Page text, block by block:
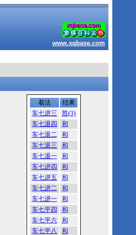
www.xqbase.com
着法
结果
车七进三
胜(3)
车七退四
和
车七退二
和
车七退三
和
车七退一
和
车七进四
和
车七进五
和
车七进二
和
车七进一
和
车七平四
和
车七平六
和
车七平八
和